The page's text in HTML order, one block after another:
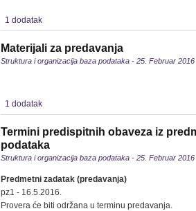
1 dodatak
Materijali za predavanja
Struktura i organizacija baza podataka - 25. Februar 2016
1 dodatak
Termini predispitnih obaveza iz
podataka
Struktura i organizacija baza podataka - 25. Februar 2016
Predmetni zadatak (predavanja)
pz1 - 16.5.2016.
Provera će biti održana u terminu predavanja.